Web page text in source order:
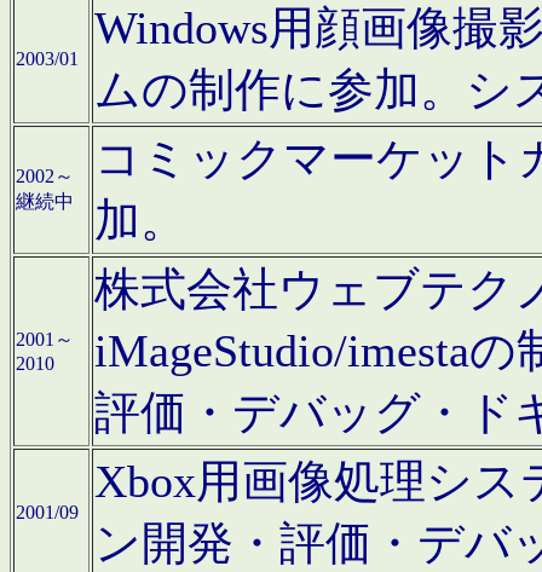
2003/01
Windows用顔画像撮
ムの制作に参加。シ
2002～
継続中
コミックマーケット
加。
2001～
2010
株式会社ウェブテク
iMageStudio/imesta
評価・デバッグ・ド
2001/09
Xbox用画像処理シ
ン開発・評価・デバ